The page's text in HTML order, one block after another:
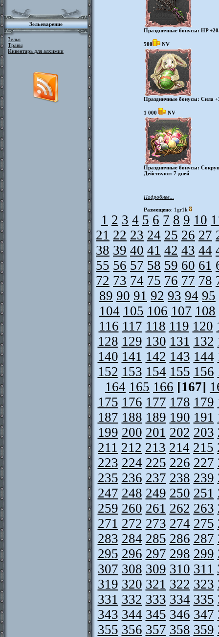
Зельеварение
Зелья
Травы
Инвентарь для алхимии
Праздничные бонусы: HP
500 NV
Праздничные бонусы: Сила
1 000 NV
Праздничные бонусы:
Действуют: 7 дней
Подробнее...
Размещено: 1gr1k
1 2 3 4 5 6 7 8 9 10
21 22 23 24 25 26 27
38 39 40 41 42 43 44
55 56 57 58 59 60 61
72 73 74 75 76 77 78
89 90 91 92 93 94 95
104 105 106 107 108
116 117 118 119 120
128 129 130 131 132
140 141 142 143 144
152 153 154 155 156
164 165 166 [167]
175 176 177 178 179
187 188 189 190 191
199 200 201 202 203
211 212 213 214 215
223 224 225 226 227
235 236 237 238 239
247 248 249 250 251
259 260 261 262 263
271 272 273 274 275
283 284 285 286 287
295 296 297 298 299
307 308 309 310 311
319 320 321 322 323
331 332 333 334 335
343 344 345 346 347
355 356 357 358 359